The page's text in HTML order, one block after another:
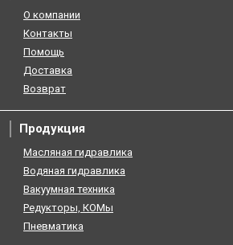
О компании
Контакты
Помощь
Доставка
Возврат
Продукция
Масляная гидравлика
Водяная гидравлика
Вакуумная техника
Редукторы, КОМы
Пневматика